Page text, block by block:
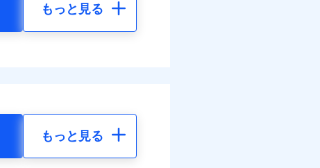
もっと見る
もっと見る